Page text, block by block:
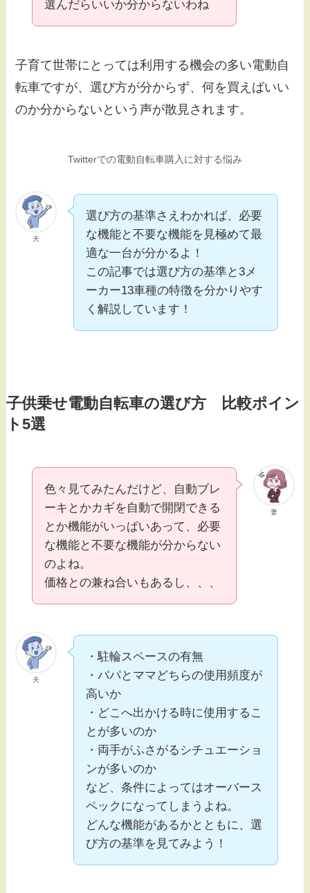
選んだらいいか分からないわね
子育て世帯にとっては利用する機会の多い電動自
転車ですが、選び方が分からず、何を買えばいい
のか分からないという声が散見されます。
Twitterでの電動自転車購入に対する悩み
夫
選び方の基準さえわかれば、必要
な機能と不要な機能を見極めて最
適な一台が分かるよ！
この記事では選び方の基準と3メ
ーカー13車種の特徴を分かりやす
く解説しています！
子供乗せ電動自転車の選び方 比較ポイン
ト5選
妻
色々見てみたんだけど、自動ブレ
ーキとかカギを自動で開閉できる
とか機能がいっぱいあって、必要
な機能と不要な機能が分からない
のよね。
価格との兼ね合いもあるし、、、
夫
・駐輪スペースの有無
・パパとママどちらの使用頻度が
高いか
・どこへ出かける時に使用するこ
とが多いのか
・両手がふさがるシチュエーショ
ンが多いのか
など、条件によってはオーバース
ペックになってしまうよね。
どんな機能があるかとともに、選
び方の基準を見てみよう！